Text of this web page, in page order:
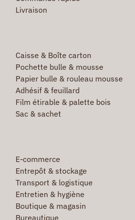
Livraison
Caisse & Boîte carton
Pochette bulle & mousse
Papier bulle & rouleau mousse
Adhésif & feuillard
Film étirable & palette bois
Sac & sachet
E-commerce
Entrepôt & stockage
Transport & logistique
Entretien & hygiène
Boutique & magasin
Bureautique